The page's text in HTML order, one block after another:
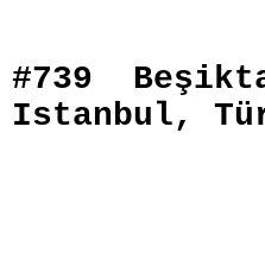
#739
Istanbul,